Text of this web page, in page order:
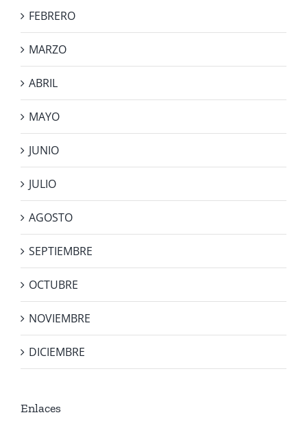
FEBRERO
MARZO
ABRIL
MAYO
JUNIO
JULIO
AGOSTO
SEPTIEMBRE
OCTUBRE
NOVIEMBRE
DICIEMBRE
Enlaces